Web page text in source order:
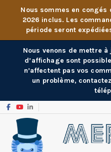
Nous sommes en congés
2026 inclus. Les
période seront
Nous venons de mettre
d’affichage sont
n’affectent pas vos
un problème,